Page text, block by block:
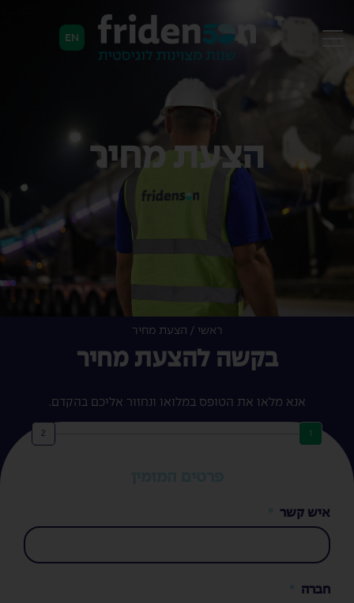
EN
הצעת מחיר
ראשי / הצעת מחיר
בקשה להצעת מחיר
אנא מלאו את הטופס במלואו ונחזור אליכם בהקדם.
1
2
איש קשר
חברה